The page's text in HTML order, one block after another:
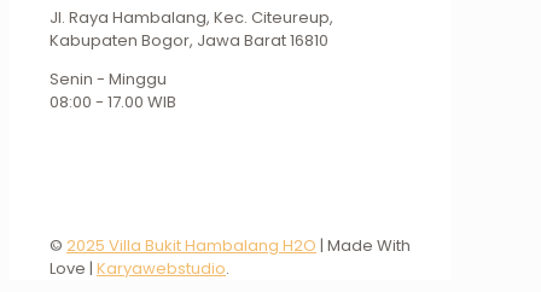
Jl. Raya Hambalang, Kec. Citeureup,
Kabupaten Bogor, Jawa Barat 16810
Senin - Minggu
08:00 - 17.00 WIB
© 2025 Villa Bukit Hambalang H2O | Made With
Love | Karyawebstudio.